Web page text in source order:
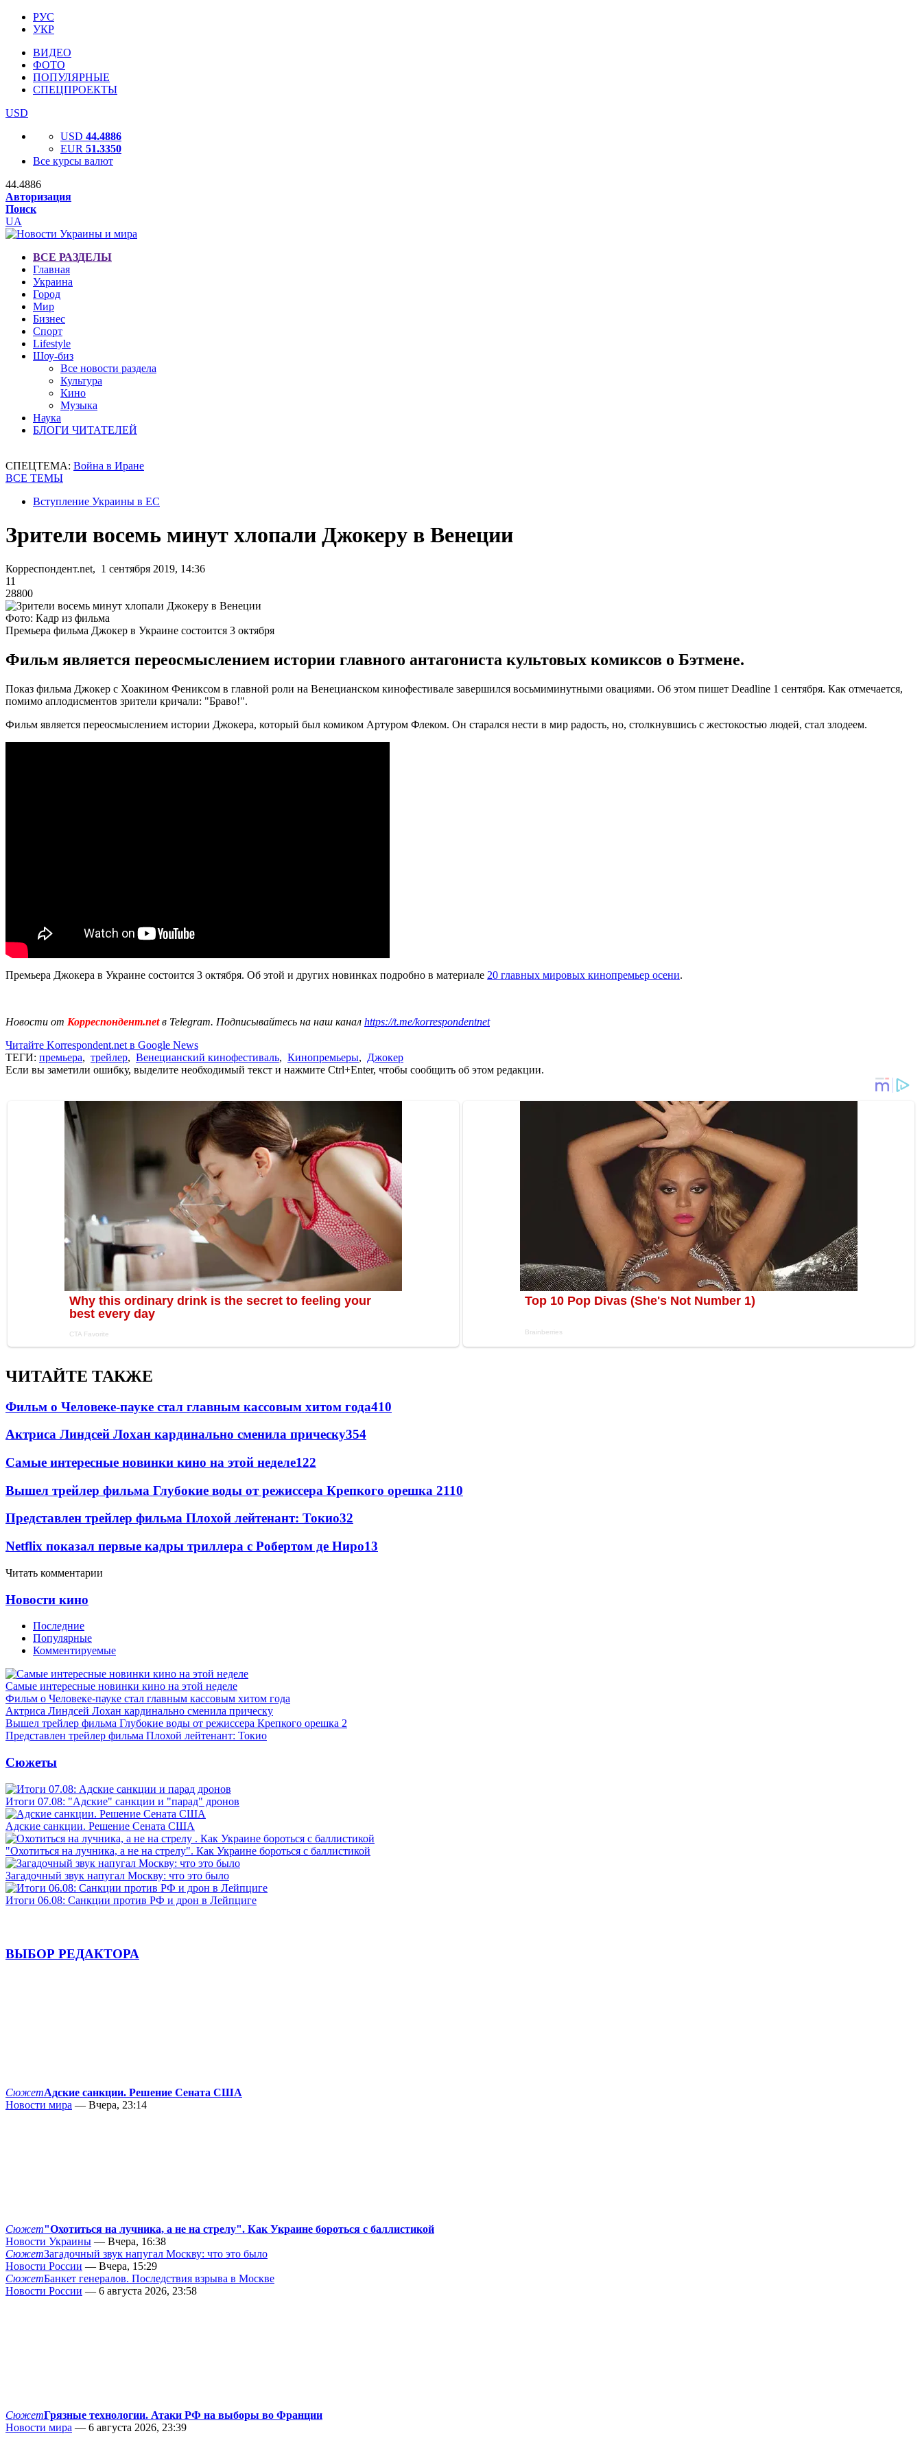
РУС
УКР
ВИДЕО
ФОТО
ПОПУЛЯРНЫЕ
СПЕЦПРОЕКТЫ
USD
USD 44.4886
EUR 51.3350
Все курсы валют
44.4886
Авторизация
Поиск
UA
ВСЕ РАЗДЕЛЫ
Главная
Украина
Город
Мир
Бизнес
Спорт
Lifestyle
Шоу-биз
Все новости раздела
Культура
Кино
Музыка
Наука
БЛОГИ ЧИТАТЕЛЕЙ
СПЕЦТЕМА: Война в Иране
ВСЕ ТЕМЫ
Вступление Украины в ЕС
Зрители восемь минут хлопали Джокеру в Венеции
Корреспондент.net, 1 сентября 2019, 14:36
11
28800
Фото: Кадр из фильма
Премьера фильма Джокер в Украине состоится 3 октября
Фильм является переосмыслением истории главного антагониста культовых комиксов о Бэтмене.
Показ фильма Джокер с Хоакином Фениксом в главной роли на Венецианском кинофестивале завершился восьмиминутными овациями. Об этом пишет Deadline 1 сентября. Как отмечается,
помимо аплодисментов зрители кричали: "Браво!".
Фильм является переосмыслением истории Джокера, который был комиком Артуром Флеком. Он старался нести в мир радость, но, столкнувшись с жестокостью людей, стал злодеем.
Премьера Джокера в Украине состоится 3 октября. Об этой и других новинках подробно в материале 20 главных мировых кинопремьер осени.
Новости от Корреспондент.netв Telegram. Подписывайтесь на наш канал https://t.me/korrespondentnet
Читайте Korrespondent.net в Google News
ТЕГИ: премьера, трейлер, Венецианский кинофестиваль, Кинопремьеры, Джокер
Если вы заметили ошибку, выделите необходимый текст и нажмите Ctrl+Enter, чтобы сообщить об этом редакции.
ЧИТАЙТЕ ТАКЖЕ
Фильм о Человеке-пауке стал главным кассовым хитом года410
Актриса Линдсей Лохан кардинально сменила прическу354
Самые интересные новинки кино на этой неделе122
Вышел трейлер фильма Глубокие воды от режиссера Крепкого орешка 2110
Представлен трейлер фильма Плохой лейтенант: Токио32
Netflix показал первые кадры триллера с Робертом де Ниро13
Читать комментарии
Новости кино
Последние
Популярные
Комментируемые
Самые интересные новинки кино на этой неделе
Фильм о Человеке-пауке стал главным кассовым хитом года
Актриса Линдсей Лохан кардинально сменила прическу
Вышел трейлер фильма Глубокие воды от режиссера Крепкого орешка 2
Представлен трейлер фильма Плохой лейтенант: Токио
Сюжеты
Итоги 07.08: "Адские" санкции и "парад" дронов
Адские санкции. Решение Сената США
"Охотиться на лучника, а не на стрелу". Как Украине бороться с баллистикой
Загадочный звук напугал Москву: что это было
Итоги 06.08: Санкции против РФ и дрон в Лейпциге
ВЫБОР РЕДАКТОРА
СюжетАдские санкции. Решение Сената США
Новости мира — Вчера, 23:14
Сюжет"Охотиться на лучника, а не на стрелу". Как Украине бороться с баллистикой
Новости Украины — Вчера, 16:38
СюжетЗагадочный звук напугал Москву: что это было
Новости России — Вчера, 15:29
СюжетБанкет генералов. Последствия взрыва в Москве
Новости России — 6 августа 2026, 23:58
СюжетГрязные технологии. Атаки РФ на выборы во Франции
Новости мира — 6 августа 2026, 23:39